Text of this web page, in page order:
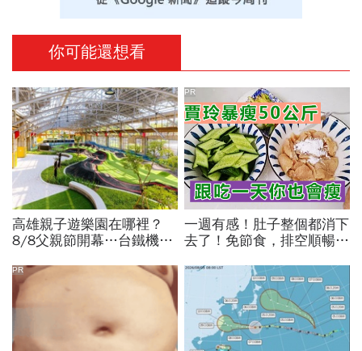
你可能還想看
高雄親子遊樂園在哪裡？
8/8父親節開幕…台鐵機廠
門票嗎？營業時間、交通一
文看
一週有感！肚子整個都消下
去了！免節食，排空順暢就
PR
PR